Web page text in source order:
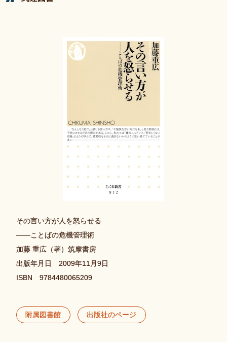
その言い方が人を怒らせる
——ことばの危機管理術
加藤 重広（著）筑摩書房
出版年月日 2009年11月9日
ISBN 9784480065209
附属図書館 出版社のページ